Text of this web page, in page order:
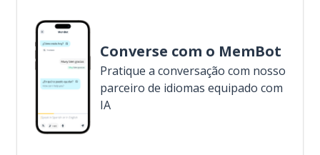
Converse com o MemBot
Pratique a conversação com nosso
parceiro de idiomas equipado com
IA